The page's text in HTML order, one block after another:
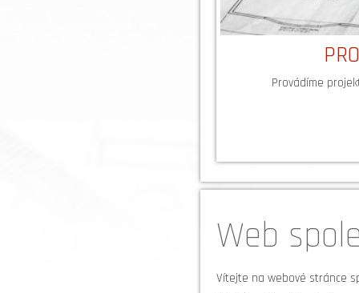
Provádíme
Web
Vítejte na webové stránce